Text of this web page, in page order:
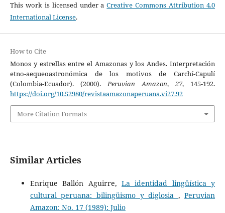
This work is licensed under aCreative Commons Attribution 4.0
International License.
How to Cite
Monos y estrellas entre el Amazonas y los Andes. Interpretación
etno-aequeoastronómica de los motivos de Carchí-Capulí
(Colombia-Ecuador). (2000).Peruvian Amazon,27, 145-192.
https://doi.org/10.52980/revistaamazonaperuana.vi27.92
More Citation Formats
Similar Articles
Enrique Ballón Aguirre, La identidad lingüística y
cultural peruana: bilingüismo y diglosia ,Peruvian
Amazon: No. 17 (1989): Julio